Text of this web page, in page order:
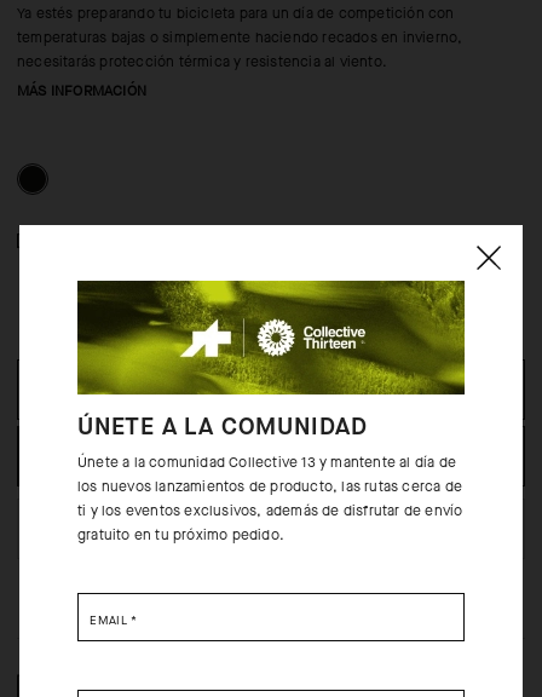
Ya estés preparando tu bicicleta para un día de competición con
temperaturas bajas o simplemente haciendo recados en invierno,
necesitarás protección térmica y resistencia al viento.
MÁS INFORMACIÓN
SELECCIONE LA TALLA
NO ESTÁ DISPONIBLE.
NOTIFICAR CUANDO ESTÉ DISPONIBLE
ENCUÉNTRALO EN TIENDA
COMPOSICIÓN
ÚNETE A LA COMUNIDAD
Únete a la comunidad Collective 13 y mantente al día de
los nuevos lanzamientos de producto, las rutas cerca de
ti y los eventos exclusivos, además de disfrutar de envío
gratuito en tu próximo pedido.
EMAIL *